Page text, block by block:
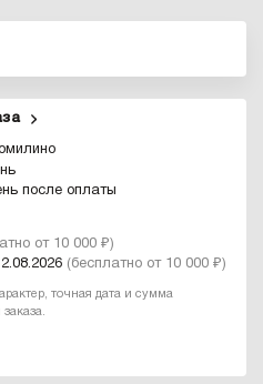
после оплаты
от 10 000 ₽)
(бесплатно от 10 000 ₽)
точная дата и сумма